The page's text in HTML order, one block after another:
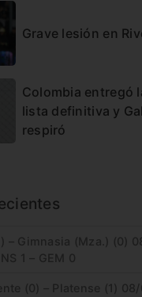
Grave lesión en
Colombia entregó
lista definitiva y
respiró
– Gimnasia (Mza.) (0)
1 – GEM 0
(0) – Platense (1)